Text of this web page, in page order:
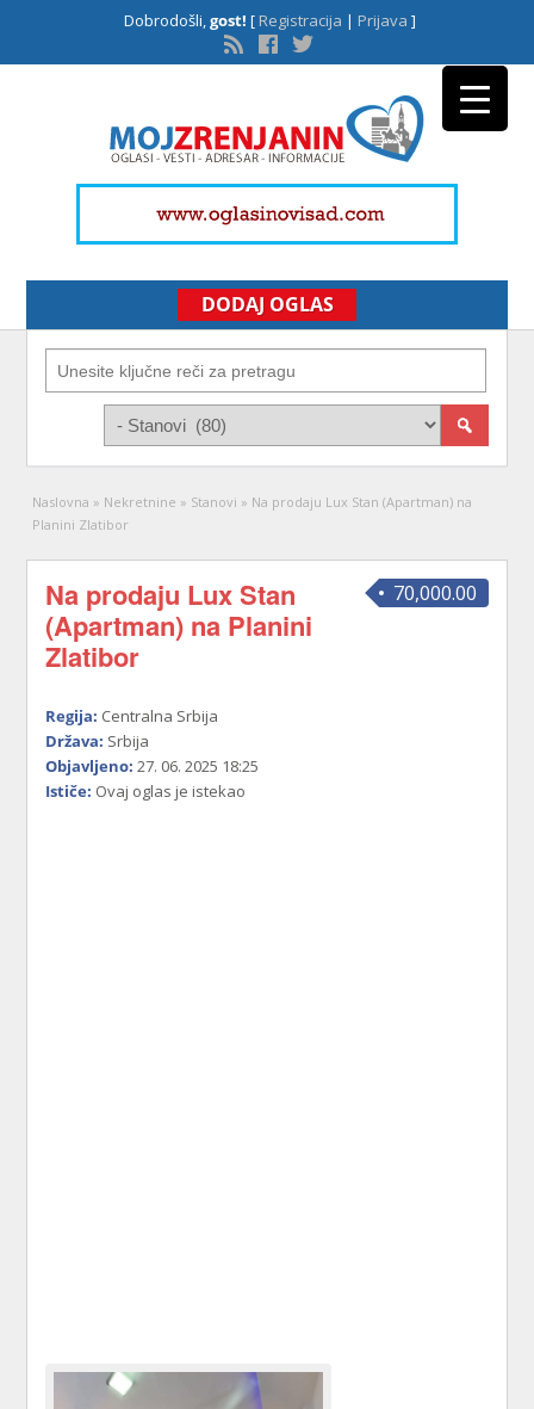
Dobrodošli,gost! [Registracija | Prijava ]
DODAJ OGLAS
Naslovna » Nekretnine » Stanovi » Na prodaju Lux Stan (Apartman) na
Planini Zlatibor
70,000.00
Na prodaju Lux Stan
(Apartman) na Planini
Zlatibor
Regija: Centralna Srbija
Država: Srbija
Objavljeno: 27. 06. 2025 18:25
Ističe: Ovaj oglas je istekao